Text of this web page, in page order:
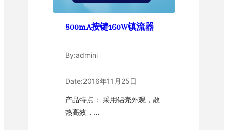
800mA按键160W镇流器
By:admini
Date:2016年11月25日
产品特点： 采用铝壳外观，散
热高效，…